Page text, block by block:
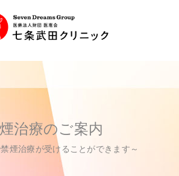
治療のご案内
煙治療が受けることができます～